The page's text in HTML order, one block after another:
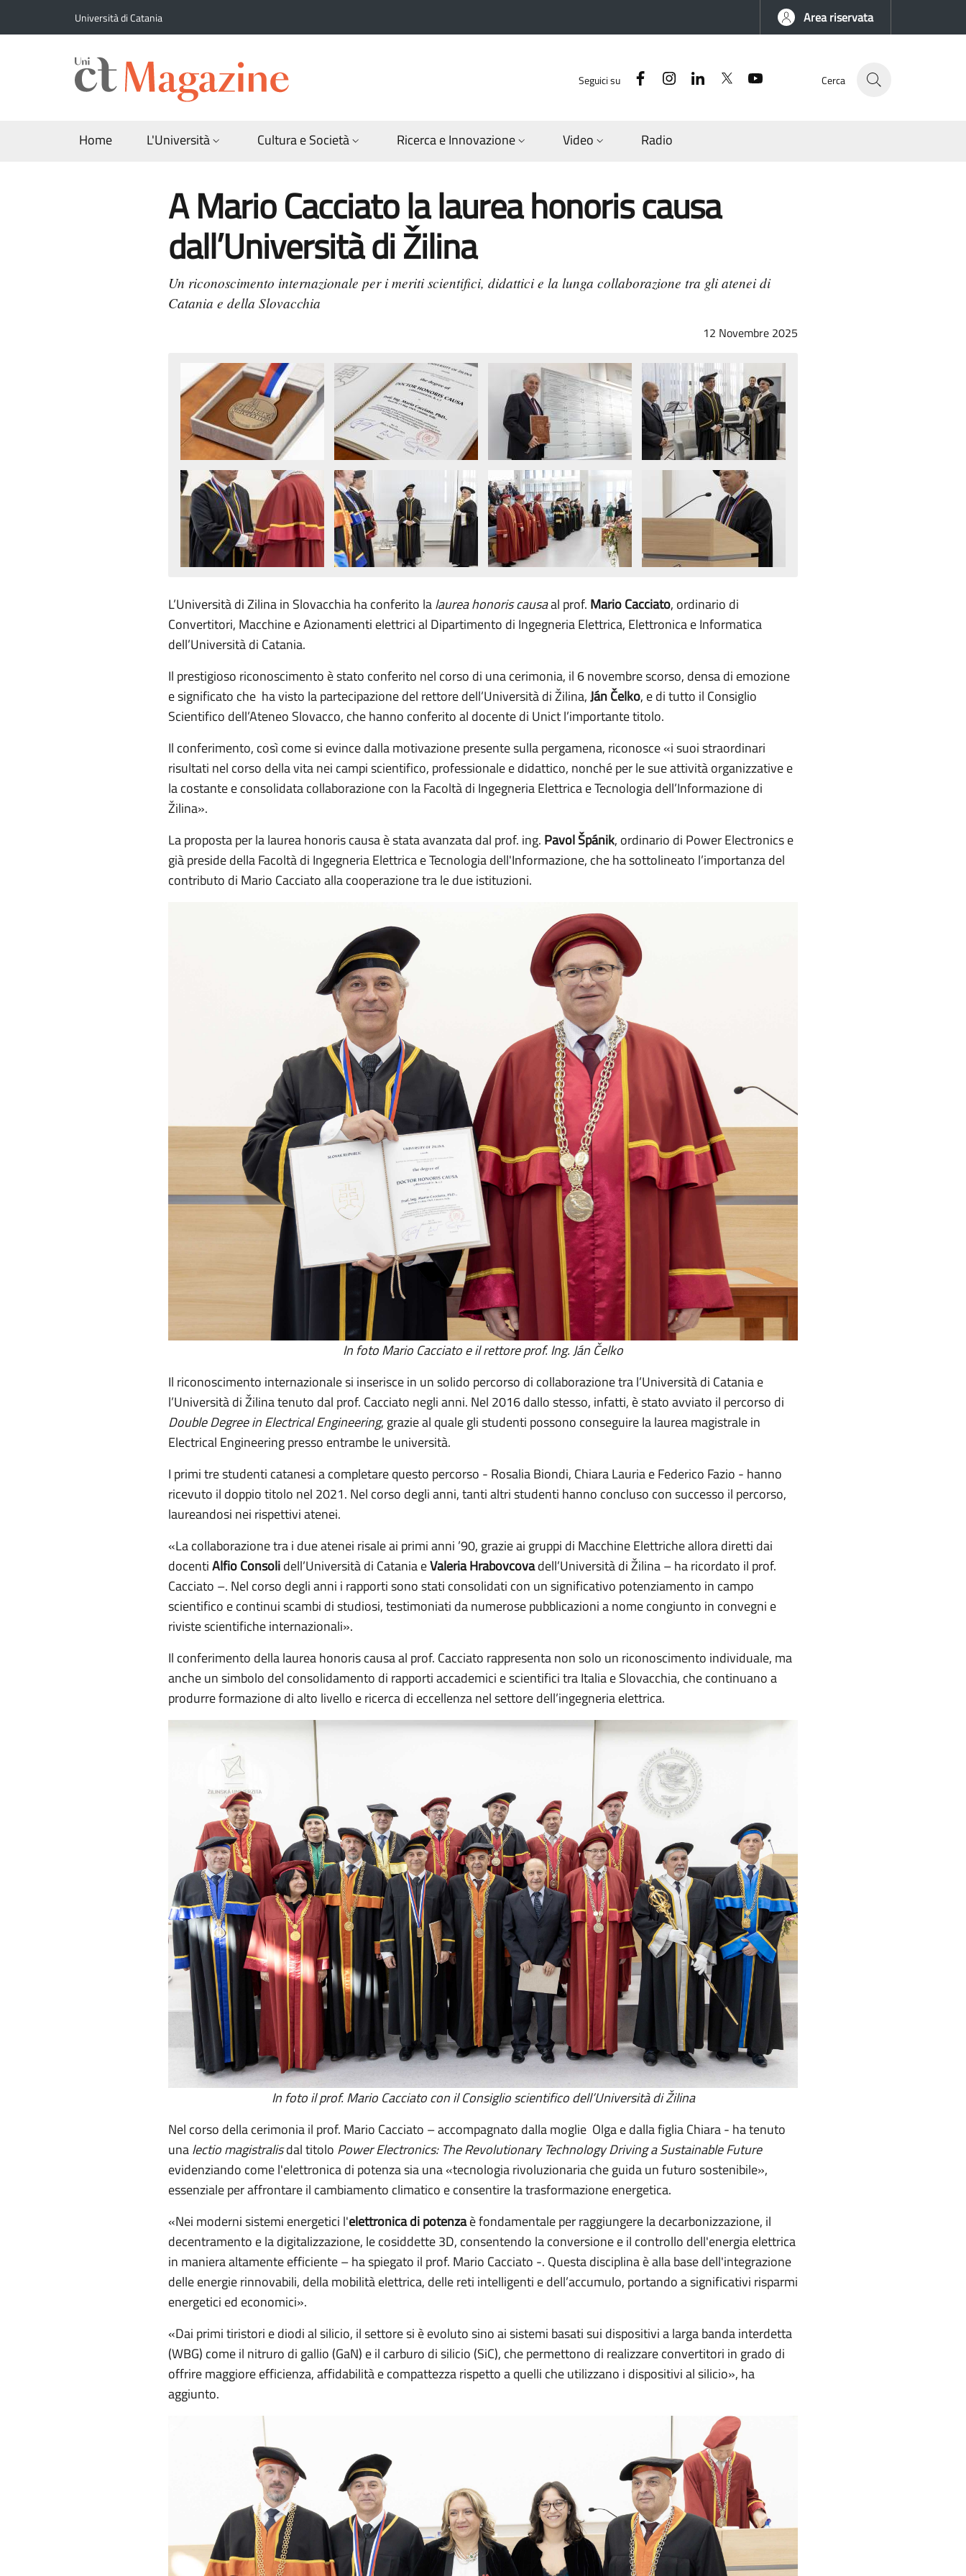
Università di Catania Area riservata
Seguici su FacebookInstagramLinkedinTwitter Cerca
Home L'Università Cultura e Società Ricerca e Innovazione Video Radio
A Mario Cacciato la laurea honoris causa
dall’Università di Žilina
Un riconoscimento internazionale per i meriti scientifici, didattici e la lunga collaborazione tra gli atenei di
Catania e della Slovacchia
12 Novembre 2025
L’Università di Zilina in Slovacchia ha conferito lalaurea honoris causaal prof. Mario Cacciato, ordinario di
Convertitori, Macchine e Azionamenti elettrici al Dipartimento di Ingegneria Elettrica, Elettronica e Informatica
dell’Università di Catania.
Il prestigioso riconoscimento è stato conferito nel corso di una cerimonia, il 6 novembre scorso, densa di emozione
e significato che ha visto la partecipazione del rettore dell’Università di Žilina,Ján Čelko, e di tutto il Consiglio
Scientifico dell’Ateneo Slovacco, che hanno conferito al docente di Unict l’importante titolo.
Il conferimento, così come si evince dalla motivazione presente sulla pergamena, riconosce «i suoi straordinari
risultati nel corso della vita nei campi scientifico, professionale e didattico, nonché per le sue attività organizzative e
la costante e consolidata collaborazione con la Facoltà di Ingegneria Elettrica e Tecnologia dell’Informazione di
Žilina».
La proposta per la laurea honoris causa è stata avanzata dal prof. ing. Pavol Špánik, ordinario di Power Electronics e
già preside della Facoltà di Ingegneria Elettrica e Tecnologia dell'Informazione, che ha sottolineato l’importanza del
contributo di Mario Cacciato alla cooperazione tra le due istituzioni.
In foto Mario Cacciato e il rettore prof. Ing. Ján Čelko
Il riconoscimento internazionale si inserisce in un solido percorso di collaborazione tra l’Università di Catania e
l’Università di Žilina tenuto dal prof. Cacciato negli anni. Nel 2016 dallo stesso, infatti, è stato avviato il percorso di
Double Degree in Electrical Engineering, grazie al quale gli studenti possono conseguire la laurea magistrale in
Electrical Engineering presso entrambe le università.
I primi tre studenti catanesi a completare questo percorso - Rosalia Biondi, Chiara Lauria e Federico Fazio - hanno
ricevuto il doppio titolo nel 2021. Nel corso degli anni, tanti altri studenti hanno concluso con successo il percorso,
laureandosi nei rispettivi atenei.
«La collaborazione tra i due atenei risale ai primi anni ’90, grazie ai gruppi di Macchine Elettriche allora diretti dai
docentiAlfio Consolidell’Università di Catania eValeria Hrabovcovadell’Università di Žilina – ha ricordato il prof.
Cacciato –. Nel corso degli anni i rapporti sono stati consolidati con un significativo potenziamento in campo
scientifico e continui scambi di studiosi, testimoniati da numerose pubblicazioni a nome congiunto in convegni e
riviste scientifiche internazionali».
Il conferimento della laurea honoris causa al prof. Cacciato rappresenta non solo un riconoscimento individuale, ma
anche un simbolo del consolidamento di rapporti accademici e scientifici tra Italia e Slovacchia, che continuano a
produrre formazione di alto livello e ricerca di eccellenza nel settore dell’ingegneria elettrica.
In foto il prof. Mario Cacciato con il Consiglio scientifico dell’Università di Žilina
Nel corso della cerimonia il prof. Mario Cacciato – accompagnato dalla moglie Olga e dalla figlia Chiara - ha tenuto
unalectio magistralisdal titolo Power Electronics: The Revolutionary Technology Driving a Sustainable Future
evidenziando come l'elettronica di potenza sia una «tecnologia rivoluzionaria che guida un futuro sostenibile»,
essenziale per affrontare il cambiamento climatico e consentire la trasformazione energetica.
«Nei moderni sistemi energetici l'elettronica di potenzaè fondamentale per raggiungere la decarbonizzazione, il
decentramento e la digitalizzazione, le cosiddette 3D, consentendo la conversione e il controllo dell'energia elettrica
in maniera altamente efficiente – ha spiegato il prof. Mario Cacciato -. Questa disciplina è alla base dell'integrazione
delle energie rinnovabili, della mobilità elettrica, delle reti intelligenti e dell’accumulo, portando a significativi risparmi
energetici ed economici».
«Dai primi tiristori e diodi al silicio, il settore si è evoluto sino ai sistemi basati sui dispositivi a larga banda interdetta
(WBG) come il nitruro di gallio (GaN) e il carburo di silicio (SiC), che permettono di realizzare convertitori in grado di
offrire maggiore efficienza, affidabilità e compattezza rispetto a quelli che utilizzano i dispositivi al silicio», ha
aggiunto.